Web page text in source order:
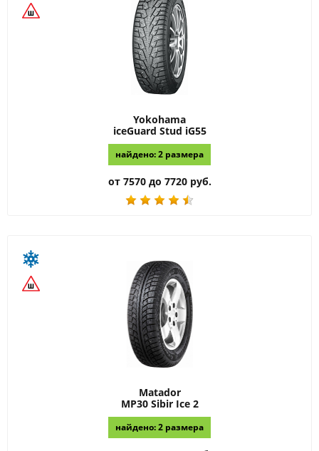
Yokohama
iceGuard Stud iG55
найдено: 2 размера
от 7570 до 7720 руб.
Matador
MP30 Sibir Ice 2
найдено: 2 размера